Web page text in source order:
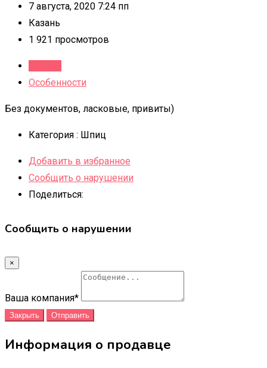
7 августа, 2020 7:24 пп
Казань
1 921 просмотров
Особенности
Без документов, ласковые, привиты)
Категория : Шпиц
Добавить в избранное
Сообщить о нарушении
Поделиться:
Сообщить о нарушении
×
Ваша компания*
Закрыть Отправить
Информация о продавце